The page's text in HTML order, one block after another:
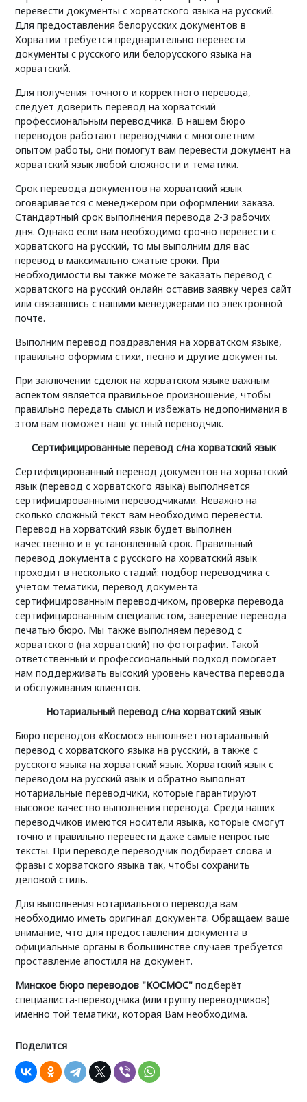
перевести документы с хорватского языка на русский.
Для предоставления белорусских документов в
Хорватии требуется предварительно перевести
документы с русского или белорусского языка на
хорватский.
Для получения точного и корректного перевода,
следует доверить перевод на хорватский
профессиональным переводчика. В нашем бюро
переводов работают переводчики с многолетним
опытом работы, они помогут вам перевести документ на
хорватский язык любой сложности и тематики.
Срок перевода документов на хорватский язык
оговаривается с менеджером при оформлении заказа.
Стандартный срок выполнения перевода 2-3 рабочих
дня. Однако если вам необходимо срочно перевести с
хорватского на русский, то мы выполним для вас
перевод в максимально сжатые сроки. При
необходимости вы также можете заказать перевод с
хорватского на русский онлайн оставив заявку через сайт
или связавшись с нашими менеджерами по электронной
почте.
Выполним перевод поздравления на хорватском языке,
правильно оформим стихи, песню и другие документы.
При заключении сделок на хорватском языке важным
аспектом является правильное произношение, чтобы
правильно передать смысл и избежать недопонимания в
этом вам поможет наш устный переводчик.
Сертифицированные перевод с/на хорватский язык
Сертифицированный перевод документов на хорватский
язык (перевод с хорватского языка) выполняется
сертифицированными переводчиками. Неважно на
сколько сложный текст вам необходимо перевести.
Перевод на хорватский язык будет выполнен
качественно и в установленный срок. Правильный
перевод документа с русского на хорватский язык
проходит в несколько стадий: подбор переводчика с
учетом тематики, перевод документа
сертифицированным переводчиком, проверка перевода
сертифицированным специалистом, заверение перевода
печатью бюро. Мы также выполняем перевод с
хорватского (на хорватский) по фотографии. Такой
ответственный и профессиональный подход помогает
нам поддерживать высокий уровень качества перевода
и обслуживания клиентов.
Нотариальный перевод с/на хорватский язык
Бюро переводов «Космос» выполняет нотариальный
перевод с хорватского языка на русский, а также с
русского языка на хорватский язык. Хорватский язык с
переводом на русский язык и обратно выполнят
нотариальные переводчики, которые гарантируют
высокое качество выполнения перевода. Среди наших
переводчиков имеются носители языка, которые смогут
точно и правильно перевести даже самые непростые
тексты. При переводе переводчик подбирает слова и
фразы с хорватского языка так, чтобы сохранить
деловой стиль.
Для выполнения нотариального перевода вам
необходимо иметь оригинал документа. Обращаем ваше
внимание, что для предоставления документа в
официальные органы в большинстве случаев требуется
проставление апостиля на документ.
Минское бюро переводов "КОСМОС" подберёт
специалиста-переводчика (или группу переводчиков)
именно той тематики, которая Вам необходима.
Поделится